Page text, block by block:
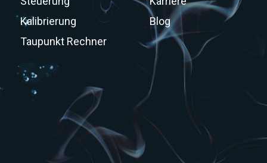
Kalibrierung
Taupunkt Rechner
Blog